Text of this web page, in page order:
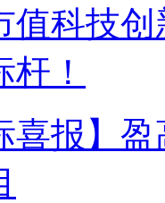
值科技
！
喜报】